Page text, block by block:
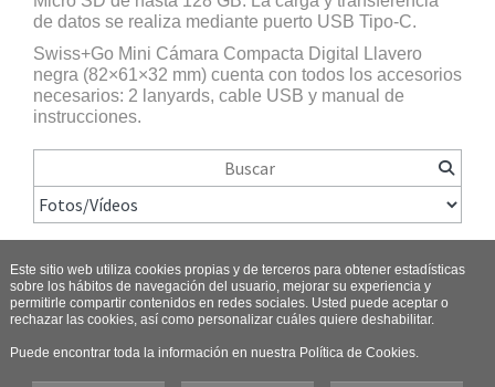
de datos se realiza mediante puerto USB Tipo-C.
Swiss+Go Mini Cámara Compacta Digital Llavero
negra (82×61×32 mm) cuenta con todos los accesorios
necesarios: 2 lanyards, cable USB y manual de
instrucciones.
Este sitio web utiliza cookies propias y de terceros para obtener estadísticas
sobre los hábitos de navegación del usuario, mejorar su experiencia y
permitirle compartir contenidos en redes sociales. Usted puede aceptar o
rechazar las cookies, así como personalizar cuáles quiere deshabilitar.
Puede encontrar toda la información en nuestra Política de Cookies.